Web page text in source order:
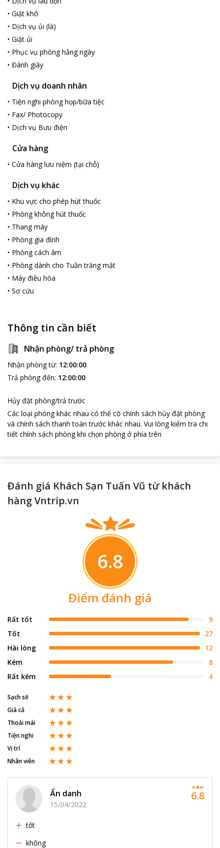
• Giặt khô
• Dịch vụ ủi (là)
• Giặt ủi
• Phục vụ phòng hằng ngày
• Đánh giày
Dịch vụ doanh nhân
• Tiện nghi phòng họp/bữa tiệc
• Fax/ Photocopy
• Dịch vụ Bưu điện
Cửa hàng
• Cửa hàng lưu niệm (tại chỗ)
Dịch vụ khác
• Khu vực cho phép hút thuốc
• Phòng không hút thuốc
• Thang máy
• Phòng gia đình
• Phòng cách âm
• Phòng dành cho Tuần trăng mật
• Máy điều hòa
• Sơ cứu
Thông tin cần biết
Nhận phòng/ trả phòng
Nhận phòng từ: 12:00:00
Trả phòng đến: 12:00:00
Hủy đặt phòng/trả trước
Các loại phòng khác nhau có thể có chính sách hủy đặt phòng
và chính sách thanh toán trước khác nhau. Vui lòng kiểm tra chi
tiết chính sách phòng khi chọn phòng ở phía trên
Đánh giá Khách Sạn Tuấn Vũ từ khách
hàng Vntrip.vn
6.8
Điểm đánh giá
Rất tốt
9
Tốt
27
Hài lòng
12
Kém
8
Rất kém
4
Sạch sẽ
Giá cả
Thoải mái
Tiện nghi
Vị trí
Nhân viên
Ẩn danh
15/04/2022
tốt
không
6.8